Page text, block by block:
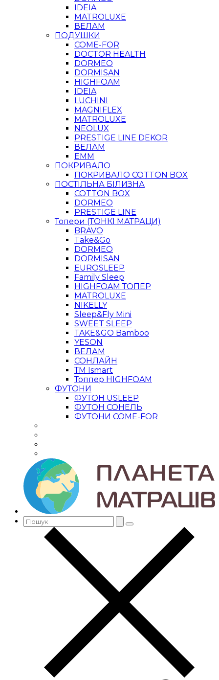
IDEIA
MATROLUXE
ВЕЛАМ
ПОДУШКИ
COME-FOR
DOCTOR HEALTH
DORMEO
DORMISAN
HIGHFOAM
IDEIA
LUCHINI
MAGNIFLEX
MATROLUXE
NEOLUX
PRESTIGE LINE DEKOR
ВЕЛАМ
ЕММ
ПОКРИВАЛО
ПОКРИВАЛО COTTON BOX
ПОСТІЛЬНА БІЛИЗНА
COTTON BOX
DORMEO
PRESTIGE LINE
Топери (ТОНКІ МАТРАЦИ)
BRAVO
Take&Go
DORMEO
DORMISAN
EUROSLEEP
Family Sleep
HIGHFOAM ТОПЕР
MATROLUXE
NIKELLY
Sleep&Fly Mini
SWEET SLEEP
TAKE&GO Bamboo
YESON
ВЕЛАМ
СОНЛАЙН
ТМ Ismart
Топпер HIGHFOAM
ФУТОНИ
ФУТОН USLEEP
ФУТОН СОНЕЛЬ
ФУТОНИ COME-FOR